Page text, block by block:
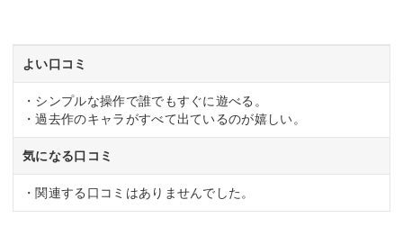
2018年12月7日
よい口コミ
・シンプルな操作で誰でもすぐに遊べる。
・過去作のキャラがすべて出ているのが嬉しい。
気になる口コミ
・関連する口コミはありませんでした。